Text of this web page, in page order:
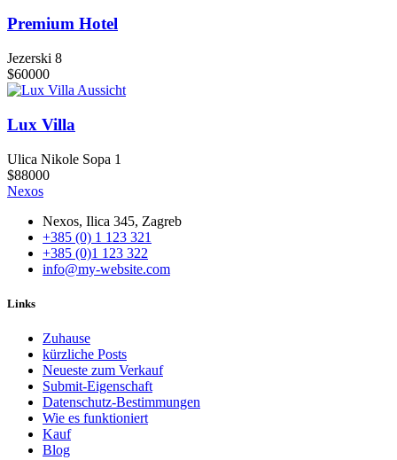
Premium Hotel
Jezerski 8
$60000
Aussicht
Lux Villa
Ulica Nikole Sopa 1
$88000
Nexos
Nexos, Ilica 345, Zagreb
+385 (0) 1 123 321
+385 (0)1 123 322
info@my-website.com
Links
Zuhause
kürzliche Posts
Neueste zum Verkauf
Submit-Eigenschaft
Datenschutz-Bestimmungen
Wie es funktioniert
Kauf
Blog